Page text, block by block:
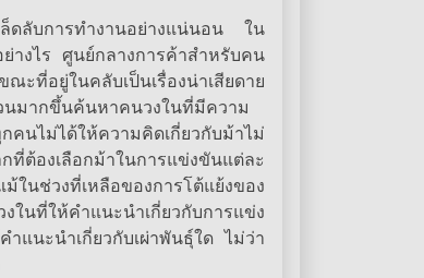
ดลับการทำงานอย่างแน่นอน ใน
างไร ศูนย์กลางการค้าสำหรับคน
ะที่อยู่ในคลับเป็นเรื่องน่าเสียดาย
นมากขึ้นค้นหาคนวงในที่มีความ
นไม่ได้ให้ความคิดเกี่ยวกับม้าไม่
ที่ต้องเลือกม้าในการแข่งขันแต่ละ
นช่วงที่เหลือของการโต้แย้งของ
ในที่ให้คำแนะนำเกี่ยวกับการแข่ง
ำแนะนำเกี่ยวกับเผ่าพันธุ์ใด ไม่ว่า